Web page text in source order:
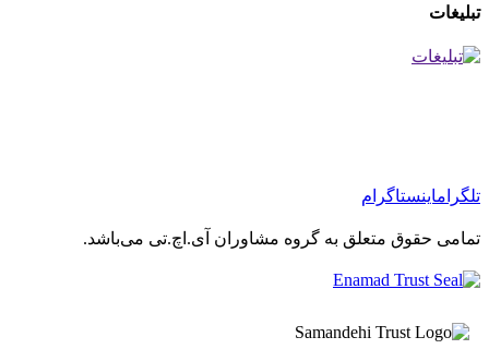
تبلیغات
تلگراماینستاگرام
تمامی حقوق متعلق به گروه مشاوران آی.اچ.تی می‌باشد.